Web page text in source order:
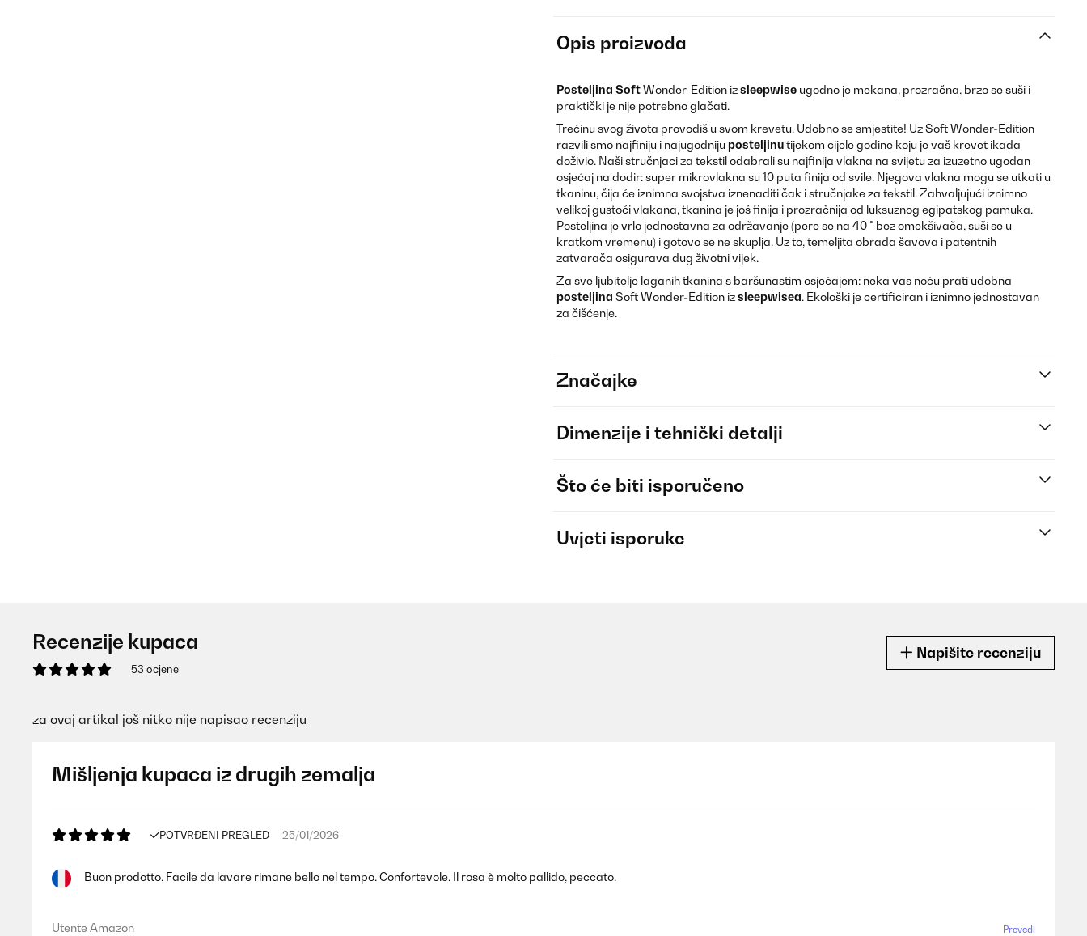
Opis proizvoda
Posteljina SoftWonder-Edition izsleepwise ugodno je mekana, prozračna, brzo se suši i
praktički je nije potrebno glačati.
Trećinu svog života provodiš u svom krevetu. Udobno se smjestite! Uz Soft Wonder-Edition
razvili smo najfiniju i najugodniju posteljinutijekom cijele godine koju je vaš krevet ikada
doživio. Naši stručnjaci za tekstil odabrali su najfinija vlakna na svijetu za izuzetno ugodan
osjećaj na dodir: super mikrovlakna su 10 puta finija od svile. Njegova vlakna mogu se utkati u
tkaninu, čija će iznimna svojstva iznenaditi čak i stručnjake za tekstil. Zahvaljujući iznimno
velikoj gustoći vlakana, tkanina je još finija i prozračnija od luksuznog egipatskog pamuka.
Posteljina je vrlo jednostavna za održavanje (pere se na 40 ° bez omekšivača, suši se u
kratkom vremenu) i gotovo se ne skuplja. Uz to, temeljita obrada šavova i patentnih
zatvarača osigurava dug životni vijek.
Za sve ljubitelje laganih tkanina s baršunastim osjećajem: neka vas noću prati udobna
posteljina Soft Wonder-Edition izsleepwisea. Ekološki je certificiran i iznimno jednostavan
za čišćenje.
Značajke
Dimenzije i tehnički detalji
Što će biti isporučeno
Uvjeti isporuke
Recenzije kupaca
53 ocjene
Napišite recenziju
za ovaj artikal još nitko nije napisao recenziju
Mišljenja kupaca iz drugih zemalja
POTVRĐENI PREGLED 25/01/2026
Buon prodotto. Facile da lavare rimane bello nel tempo. Confortevole. Il rosa è molto pallido, peccato.
Utente Amazon Prevedi